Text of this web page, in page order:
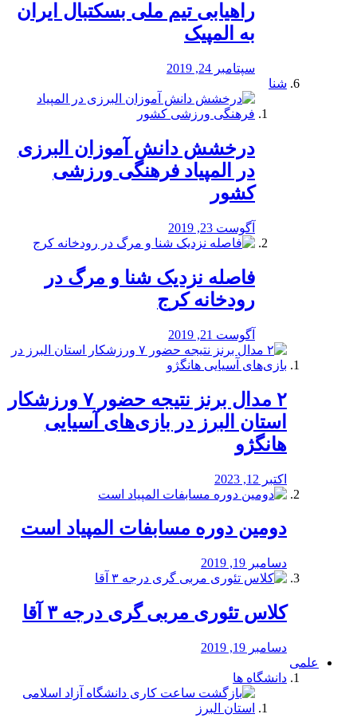
راهیابی تیم ملی بسکتبال ایران
به المپیک
سپتامبر 24, 2019
شنا
درخشش دانش آموزان البرزی
در المپیاد فرهنگی ورزشی
کشور
آگوست 23, 2019
️فاصله نزدیک شنا و مرگ در
رودخانه کرج
آگوست 21, 2019
۲ مدال برنز نتیجه حضور ۷ ورزشکار
استان البرز در بازی‌های آسیایی
هانگژو
اکتبر 12, 2023
دومین دوره مسابفات المپیاد است
دسامبر 19, 2019
کلاس تئوری مربی گری درجه ۳ آقا
دسامبر 19, 2019
علمی
دانشگاه ها